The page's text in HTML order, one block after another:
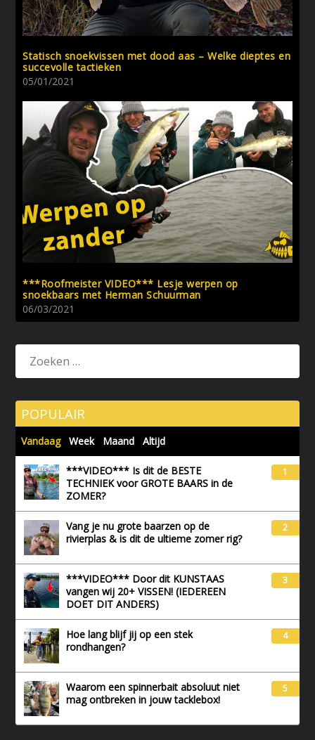
Statisch snoekvissen met dood aas – Welke dieptes en
succevolle tactieken
05/01/2021
***Roofmeister VIDEO*** Lesje werpen op
snoekbaars met Herman Schuurman
06/03/2021
POPULAIR
Vandaag Week Maand Altijd
***VIDEO*** Is dit de BESTE
TECHNIEK voor GROTE BAARS in de
ZOMER?
1
Vang je nu grote baarzen op de
rivierplas & is dit de ultieme zomer rig?
2
***VIDEO*** Door dit KUNSTAAS
vangen wij 20+ VISSEN! (IEDEREEN
DOET DIT ANDERS)
3
Hoe lang blijf jij op een stek
rondhangen?
4
Waarom een spinnerbait absoluut niet
mag ontbreken in jouw tacklebox!
5